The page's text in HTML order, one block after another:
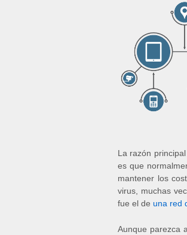
La razón
es que
mantener los
virus, muchas
fue el de una red
Aunque parezca